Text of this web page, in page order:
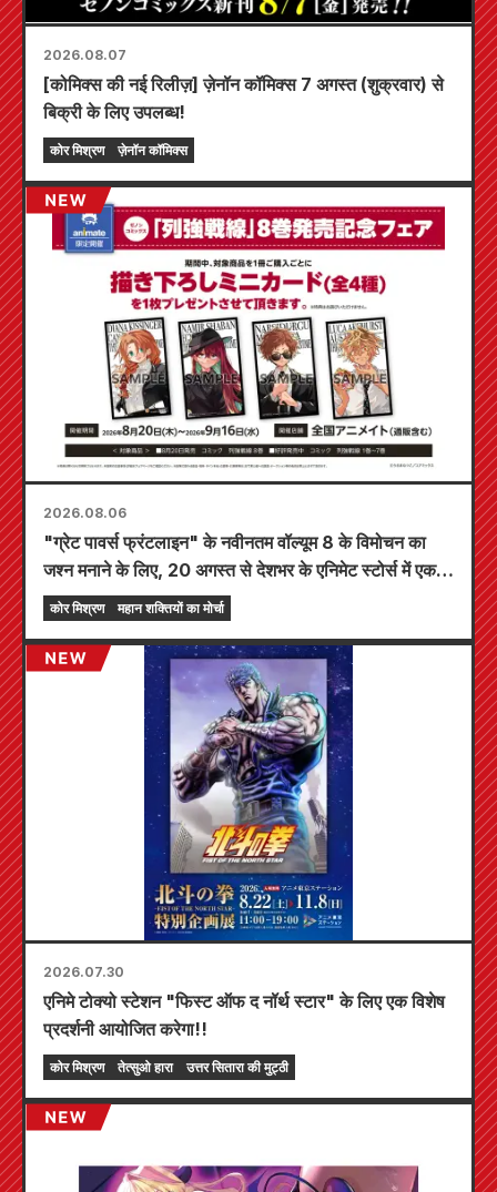
2026.08.07
[कोमिक्स की नई रिलीज़] ज़ेनॉन कॉमिक्स 7 अगस्त (शुक्रवार) से
बिक्री के लिए उपलब्ध!
कोर मिश्रण ज़ेनॉन कॉमिक्स
2026.08.06
"ग्रेट पावर्स फ्रंटलाइन" के नवीनतम वॉल्यूम 8 के विमोचन का
जश्न मनाने के लिए, 20 अगस्त से देशभर के एनिमेट स्टोर्स में एक
सीमित समय का मेला आयोजित किया जाएगा, जहाँ आप एक विशेष
रूप से डिज़ाइन किया गया मिनी कार्ड (कुल 4 प्रकार) प्राप्त कर
सकते हैं!
कोर मिश्रण महान शक्तियों का मोर्चा
2026.07.30
एनिमे टोक्यो स्टेशन "फिस्ट ऑफ द नॉर्थ स्टार" के लिए एक विशेष
प्रदर्शनी आयोजित करेगा!!
कोर मिश्रण तेत्सुओ हारा उत्तर सितारा की मुट्ठी